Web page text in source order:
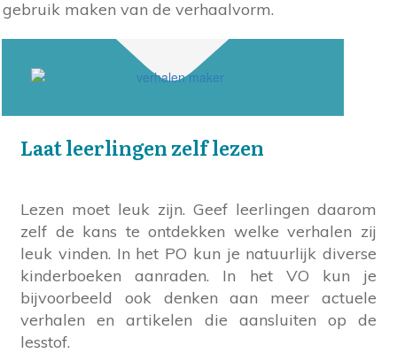
gebruik maken van de verhaalvorm.
Laat leerlingen zelf lezen
Lezen moet leuk zijn. Geef leerlingen daarom
zelf de kans te ontdekken welke verhalen zij
leuk vinden. In het PO kun je natuurlijk diverse
kinderboeken aanraden. In het VO kun je
bijvoorbeeld ook denken aan meer actuele
verhalen en artikelen die aansluiten op de
lesstof.